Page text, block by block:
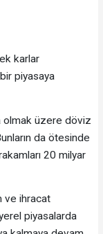
karlar
piyasaya
olmak üzere döviz
da ötesinde
20 milyar
ve ihracat
piyasalarda